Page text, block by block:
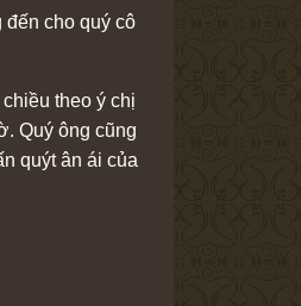
đến cho quý cô
theo ý chị
Quý ông cũng
quýt ân ái của